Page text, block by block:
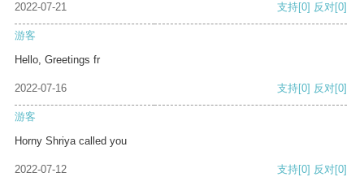
2022-07-21 支持[0] 反对[0]
游客
Hello, Greetings fr
2022-07-16 支持[0] 反对[0]
游客
Horny Shriya called you
2022-07-12 支持[0] 反对[0]